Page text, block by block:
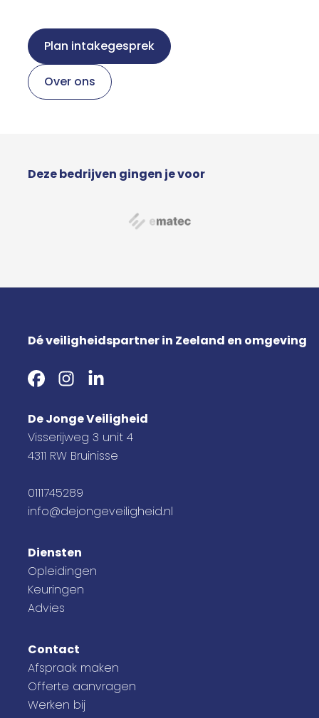
Plan intakegesprek
Over ons
Deze bedrijven gingen je voor
Dé veiligheidspartner in Zeeland en omgeving
De Jonge Veiligheid
Visserijweg 3 unit 4
4311 RW Bruinisse
0111745289
info@dejongeveiligheid.nl
Diensten
Opleidingen
Keuringen
Advies
Contact
Afspraak maken
Offerte aanvragen
Werken bij